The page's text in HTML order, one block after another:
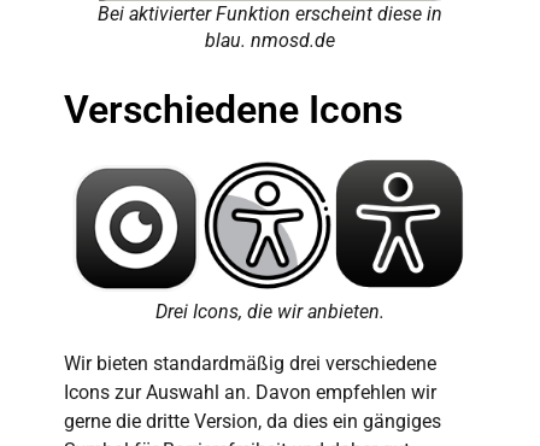
Bei aktivierter Funktion erscheint diese in
blau. nmosd.de
Verschiedene Icons
Drei Icons, die wir anbieten.
Wir bieten standardmäßig drei verschiedene
Icons zur Auswahl an. Davon empfehlen wir
gerne die dritte Version, da dies ein gängiges